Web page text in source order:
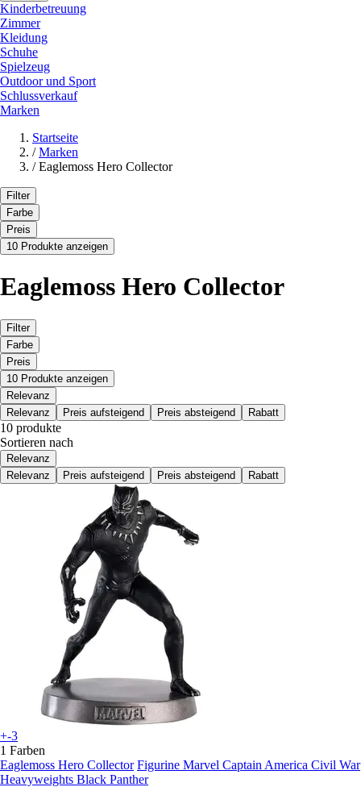
Kinderbetreuung
Zimmer
Kleidung
Schuhe
Spielzeug
Outdoor und Sport
Schlussverkauf
Marken
Startseite
/ Marken
/ Eaglemoss Hero Collector
Filter
Farbe
Preis
10 Produkte anzeigen
Eaglemoss Hero Collector
Filter
Farbe
Preis
10 Produkte anzeigen
Relevanz
Relevanz
Preis aufsteigend Preis absteigend Rabatt
10 produkte
Sortieren nach
Relevanz
Relevanz
Preis aufsteigend Preis absteigend Rabatt
+-3
1 Farben
Eaglemoss Hero Collector Figurine Marvel Captain America Civil War
Heavyweights Black Panther